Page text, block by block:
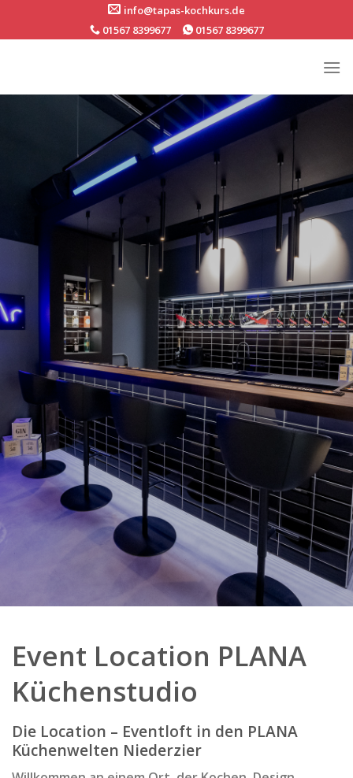
info@tapas-kochkurs.de
01567 8399677
01567 8399677
Event Location PLANA
Küchenstudio
Die Location – Eventloft in den PLANA
Küchenwelten Niederzier